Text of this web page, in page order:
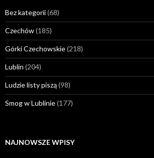
Bez kategorii(68)
Czechów(185)
Górki Czechowskie(218)
Lublin (204)
Ludzie listy piszą(98)
Smog w Lublinie(177)
NAJNOWSZE WPISY